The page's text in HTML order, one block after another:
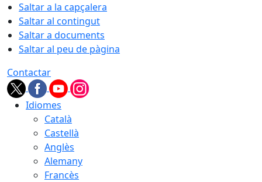
Saltar a la capçalera
Saltar al contingut
Saltar a documents
Saltar al peu de pàgina
Contactar
Idiomes
Català
Castellà
Anglès
Alemany
Francès